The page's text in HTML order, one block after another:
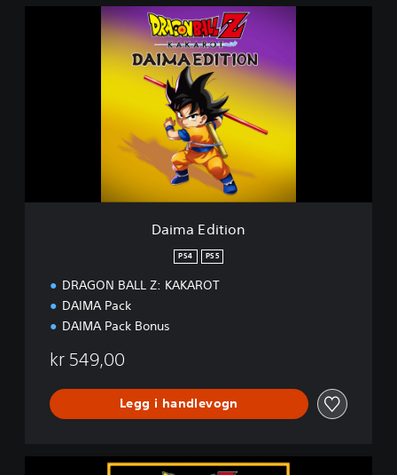
n
Daima Edition
PS4 PS5
DRAGON BALL Z: KAKAROT
DAIMA Pack
DAIMA Pack Bonus
kr 549,00
Legg i handlevogn